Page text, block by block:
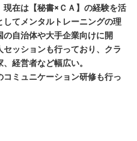
在は【秘書×ＣＡ】の経験を活
てメンタルトレーニングの理
自治体や大手企業向けに開
ッションも行っており、クラ
経営者など幅広い。
ミュニケーション研修も行っ